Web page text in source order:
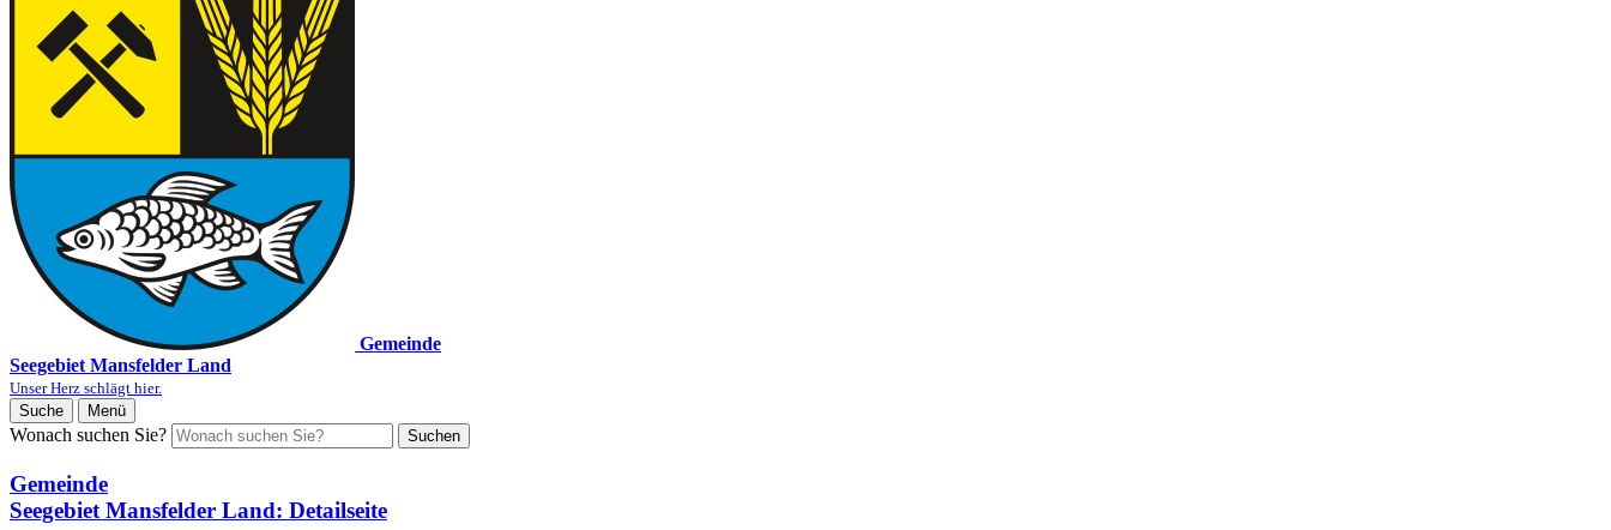
Gemeinde
Seegebiet Mansfelder Land
Unser Herz schlägt hier.
Suche
Menü
Wonach suchen Sie? Suchen
Gemeinde
Seegebiet Mansfelder Land: Detailseite